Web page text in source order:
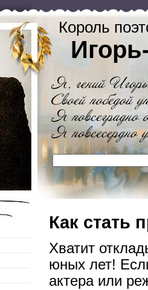
Король
Как стать
Хватит
юных лет!
актера или